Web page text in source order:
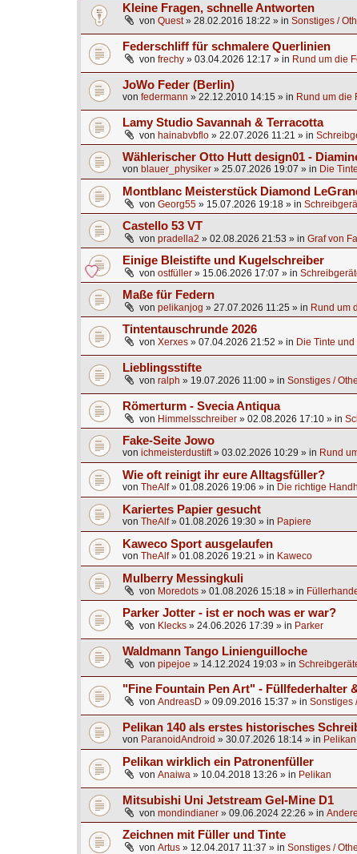
Kleine Fragen, schnelle Antworten
von Quest» 28.02.2016 18:22 » in Sonstiges /
Federschliff für schmalere Querlinien
von frechy » 03.04.2026 12:17 » in Rund um die
JoWo Feder (Berlin)
von federmann » 22.12.2010 14:15 » in Rund um die
Lamy Studio Savannah & Terracotta
von hainabvbflo » 22.07.2026 11:21 » in
Wählerischer Otto Hutt design01 -
von blauer_physiker » 25.07.2026 19:07 » in Die
Montblanc Meisterstück Diamond
von Georg55 » 15.07.2026 19:18 » in
Castello 53 VT
von pradella2 » 02.08.2026 21:53 » in Graf von
Einige Bleistifte und Kugelschreiber
von ostfüller » 15.06.2026 17:07 » in
Maße für Federn
von pelikanjog » 27.07.2026 11:25 » in Rund um
Tintentauschrunde 2026
von Xerxes » 07.04.2026 21:52 » in Die Tinte
Lieblingsstifte
von ralph » 19.07.2026 11:00 » in Sonstiges /
Römerturm - Svecia Antiqua
von Himmelsschreiber » 02.08.2026 17:10 » in
Fake-Seite Jowo
von ichmeisterdustift» 03.02.2026 10:29 » in Rund
Wie oft reinigt ihr eure Alltagsfüller?
von TheAlf» 01.08.2026 19:06 » in Die richtige
Kariertes Papier gesucht
von TheAlf» 01.08.2026 19:30 » in Papiere
Kaweco Sport ausgelaufen
von TheAlf» 01.08.2026 19:21 » in Kaweco
Mulberry Messingkuli
von Moredots » 01.08.2026 15:18 » in
Parker Jotter - ist er noch was er war?
von Klecks » 24.06.2026 17:39 » in Parker
Waldmann Tango Linienguilloche
von pipejoe » 14.12.2024 19:03 » in
"Fine Fountain Pen Art" - Füllfederhalter
von AndreasD » 09.09.2016 15:37 » in Sonstiges
Pelikan 140 als erstes historisches
von ParanoidAndroid » 30.07.2026 18:14 » in Pelikan
Pelikan wirklich ein Patronenfüller
von Anaiwa » 10.04.2018 13:26 » in Pelikan
Mitsubishi Uni Jetstream Gel-Mine D1
von mondindianer » 09.06.2024 22:26 » in
Zeichnen mit Füller und Tinte
von Artus » 12.04.2017 11:37 » in Sonstiges /